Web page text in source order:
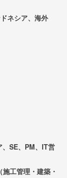
ネシア、海外
、SE、PM、IT営
工管理・建築・